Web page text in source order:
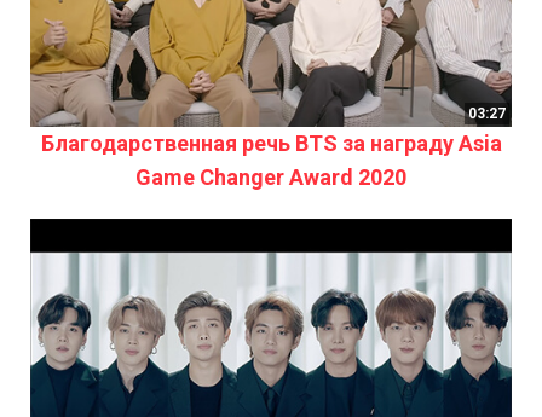
03:27
Благодарственная речь BTS за награду Asia
Game Changer Award 2020